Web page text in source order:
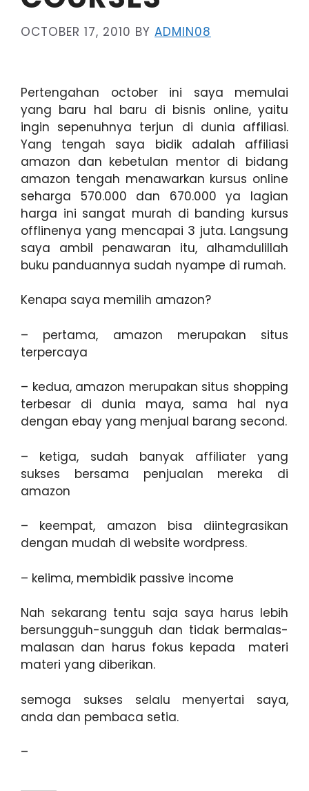
OCTOBER 17, 2010 BY ADMIN08
Pertengahan october ini saya memulai
yang baru hal baru di bisnis online, yaitu
ingin sepenuhnya terjun di dunia affiliasi.
Yang tengah saya bidik adalah affiliasi
amazon dan kebetulan mentor di bidang
amazon tengah menawarkan kursus online
seharga 570.000 dan 670.000 ya lagian
harga ini sangat murah di banding kursus
offlinenya yang mencapai 3 juta. Langsung
saya ambil penawaran itu, alhamdulillah
buku panduannya sudah nyampe di rumah.
Kenapa saya memilih amazon?
– pertama, amazon merupakan situs
terpercaya
– kedua, amazon merupakan situs shopping
terbesar di dunia maya, sama hal nya
dengan ebay yang menjual barang second.
– ketiga, sudah banyak affiliater yang
sukses bersama penjualan mereka di
amazon
– keempat, amazon bisa diintegrasikan
dengan mudah di website wordpress.
– kelima, membidik passive income
Nah sekarang tentu saja saya harus lebih
bersungguh-sungguh dan tidak bermalas-
malasan dan harus fokus kepada materi
materi yang diberikan.
semoga sukses selalu menyertai saya,
anda dan pembaca setia.
–